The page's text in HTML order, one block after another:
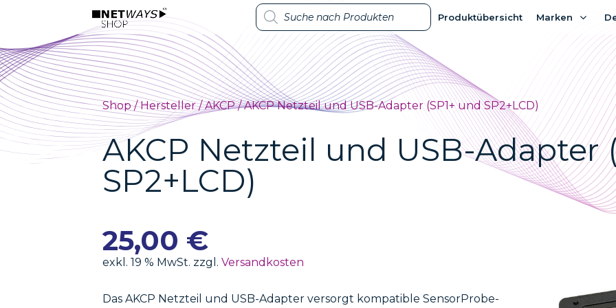
Products
search
Produktübersicht Marken
Products
search
Produktübersicht Marken
Shop/Hersteller/AKCP/ AKCP Netzteil und USB-Adapter (SP1+ und SP2+LCD)
AKCP Netzteil und USB-Adapter
SP2+LCD)
25,00 €
exkl. 19 % MwSt. zzgl.Versandkosten
Das AKCP Netzteil und USB-Adapter versorgt kompatible SensorProbe-